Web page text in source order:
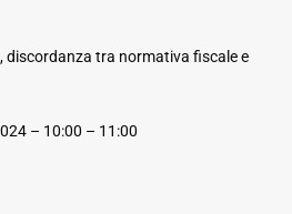
discordanza tra normativa fiscale e
– 10:00 – 11:00